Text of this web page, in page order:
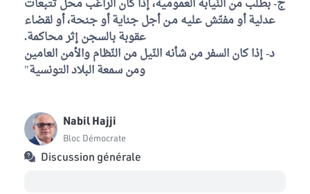
‌ج- بطلب من النّيابة العمومية، إذا كان الراغب محلّ تتبعات
عدلية أو مفتّش عليه مـن أجل جناية أو جنحة، أو لقضاء
عقوبة بالسجن إثر محاكمة.
‌د- إذا كان السفر من شأنه النّيل من النّظام والأمن العامين
ومن سمعة البلاد التونسية"
Nabil Hajji
Bloc Démocrate
Discussion générale